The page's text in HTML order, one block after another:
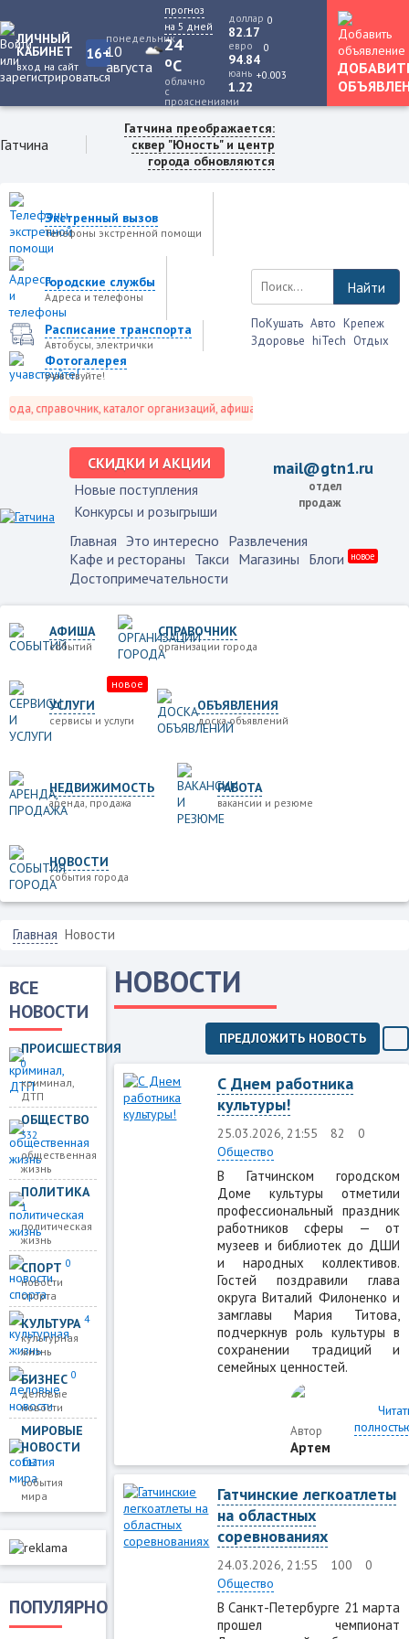
ЛИЧНЫЙ
КАБИНЕТ
вход на сайт
16+
понедельник
10
августа
прогноз
на 5 дней
24
oC
облачно
с
прояснениями
доллар
82.17
0
евро
94.84
0
юань
1.22
+0.003
Гатчина
Гатчина преображается:
сквер "Юность" и центр
города обновляются
Экстренный вызов
Телефоны экстренной помощи
Городские службы
Адреса и телефоны
Расписание транспорта
Автобусы, электрички
Фотогалерея
учавствуйте!
справочник, каталог организаций, афиша событий и не только это.
Найти
ПоКушать Авто Крепеж
Здоровье hiTech Отдых
СКИДКИ И АКЦИИ
Новые поступления
Конкурсы и розыгрыши
mail@gtn1.ru
отдел
продаж
Главная Это интересно Развлечения
Кафе и рестораны Такси Магазины Блоги новое
Достопримечательности
АФИША
событий
СПРАВОЧНИК
организации города
УСЛУГИ
сервисы и услуги
новое
ОБЪЯВЛЕНИЯ
доска объявлений
НЕДВИЖИМОСТЬ
аренда, продажа
РАБОТА
вакансии и резюме
НОВОСТИ
события города
Главная Новости
ВСЕ
НОВОСТИ
ПРОИСШЕСТВИЯ
0
криминал,
ДТП
ОБЩЕСТВО
332
общественная
жизнь
ПОЛИТИКА
1
политическая
жизнь
СПОРТ0
новости
спорта
КУЛЬТУРА4
культурная
жизнь
БИЗНЕС0
деловые
новости
МИРОВЫЕ
НОВОСТИ
113
события
мира
ПОПУЛЯРНО
НОВОСТИ
ПРЕДЛОЖИТЬ НОВОСТЬ
С Днем работника
культуры!
25.03.2026, 21:55 82
0
Общество
В Гатчинском городском
Доме культуры отметили
профессиональный праздник
работников сферы — от
музеев и библиотек до ДШИ
и народных коллективов.
Гостей поздравили глава
округа Виталий Филоненко и
замглавы Мария Титова,
подчеркнув роль культуры в
сохранении традиций и
семейных ценностей.
Автор
Артем
Гатчинские легкоатлеты
на областных
соревнованиях
24.03.2026, 21:55 100
0
Общество
В Санкт-Петербурге 21 марта
прошел чемпионат